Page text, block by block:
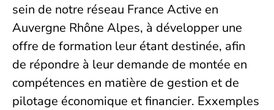
sein de notre réseau France Active en
Auvergne Rhône Alpes, à développer une
offre de formation leur étant destinée, afin
de répondre à leur demande de montée en
compétences en matière de gestion et de
pilotage économique et financier. Exxemples